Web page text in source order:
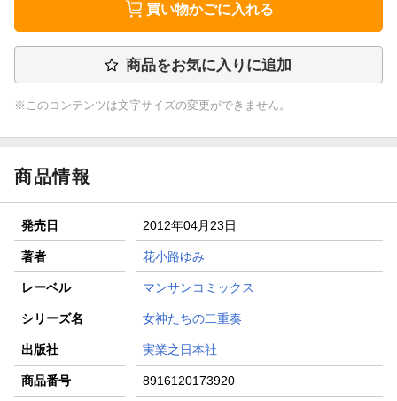
買い物かごに入れる
商品をお気に入りに追加
※このコンテンツは文字サイズの変更ができません。
商品情報
発売日 2012年04月23日
著者 花小路ゆみ
レーベル マンサンコミックス
シリーズ名 女神たちの二重奏
出版社 実業之日本社
商品番号 8916120173920